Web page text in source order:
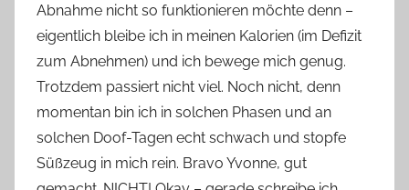
Abnahme nicht so funktionieren möchte denn –
eigentlich bleibe ich in meinen Kalorien (im Defizit
zum Abnehmen) und ich bewege mich genug.
Trotzdem passiert nicht viel. Noch nicht, denn
momentan bin ich in solchen Phasen und an
solchen Doof-Tagen echt schwach und stopfe
Süßzeug in mich rein. Bravo Yvonne, gut